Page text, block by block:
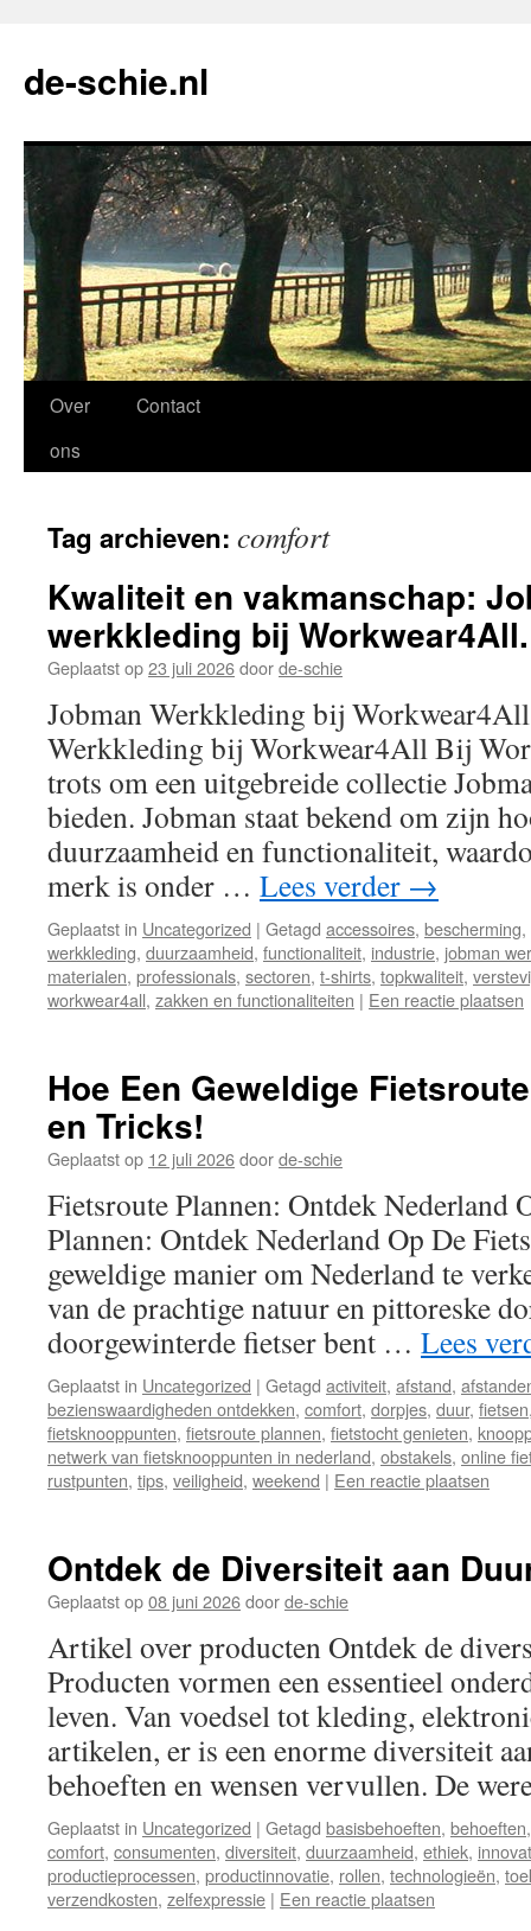
de-schie.nl
Spring
naar
inhoud
Over
ons
Contact
Tag archieven: comfort
Kwaliteit en vakmanschap:
werkkleding bij Workwear4All.
Geplaatst op23 juli 2026doorde-schie
Jobman Werkkleding bij
Werkkleding bij Workwear4All Bij
trots om een uitgebreide collectie
bieden. Jobman staat bekend om zijn
duurzaamheid en functionaliteit,
merk is onder … Lees verder →
Geplaatst in Uncategorized | Getagd accessoires, bescherming,
werkkleding, duurzaamheid, functionaliteit, industrie, jobman
materialen, professionals, sectoren, t-shirts, topkwaliteit,
workwear4all, zakken en functionaliteiten | Een reactie plaatsen
Hoe Een Geweldige
en Tricks!
Geplaatst op 12 juli 2026doorde-schie
Fietsroute Plannen: Ontdek Nederland
Plannen: Ontdek Nederland Op De
geweldige manier om Nederland te
van de prachtige natuur en pittoreske
doorgewinterde fietser bent … Lees
Geplaatst in Uncategorized | Getagd activiteit, afstand,
bezienswaardigheden ontdekken, comfort, dorpjes, duur, fietsen
fietsknooppunten, fietsroute plannen, fietstocht genieten,
netwerk van fietsknooppunten in nederland, obstakels, online
rustpunten, tips, veiligheid, weekend | Een reactie plaatsen
Ontdek de Diversiteit aan
Geplaatst op08 juni 2026doorde-schie
Artikel over producten Ontdek de
Producten vormen een essentieel
leven. Van voedsel tot kleding,
artikelen, er is een enorme diversiteit
behoeften en wensen vervullen. De
Geplaatst in Uncategorized | Getagd basisbehoeften, behoeften
comfort, consumenten, diversiteit, duurzaamheid, ethiek,
productieprocessen, productinnovatie, rollen, technologieën,
verzendkosten, zelfexpressie | Een reactie plaatsen